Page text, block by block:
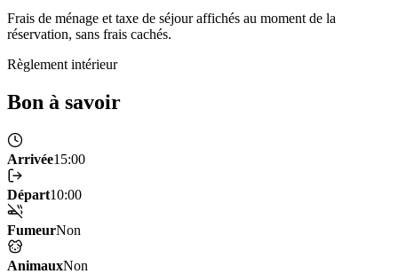
Frais de ménage et taxe de séjour affichés au moment de la
réservation, sans frais cachés.
Règlement intérieur
Bon à savoir
Arrivée15:00
Départ10:00
FumeurNon
AnimauxNon